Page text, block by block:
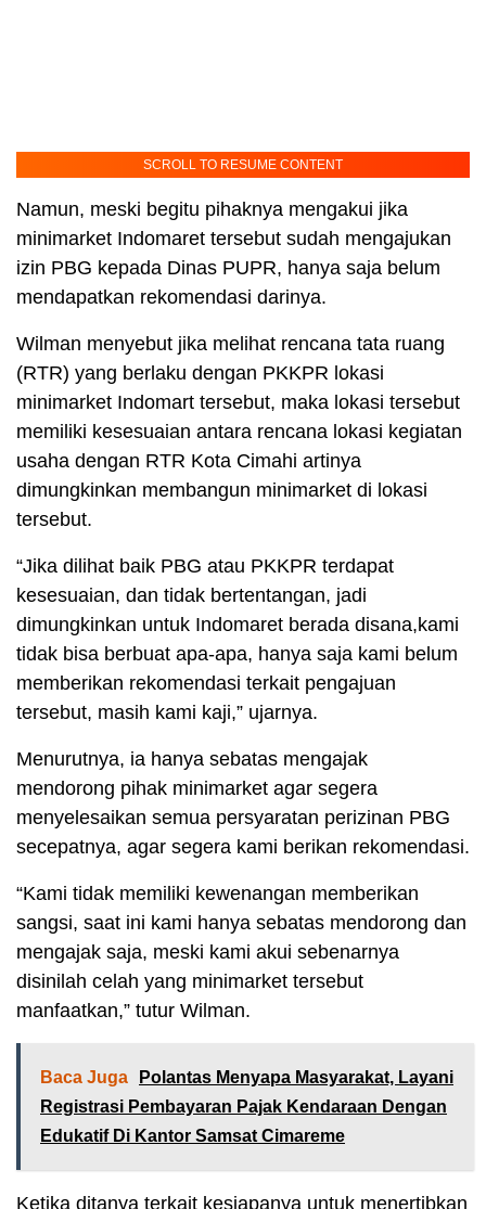
SCROLL TO RESUME CONTENT
Namun, meski begitu pihaknya mengakui jika
minimarket Indomaret tersebut sudah mengajukan
izin PBG kepada Dinas PUPR, hanya saja belum
mendapatkan rekomendasi darinya.
Wilman menyebut jika melihat rencana tata ruang
(RTR) yang berlaku dengan PKKPR lokasi
minimarket Indomart tersebut, maka lokasi tersebut
memiliki kesesuaian antara rencana lokasi kegiatan
usaha dengan RTR Kota Cimahi artinya
dimungkinkan membangun minimarket di lokasi
tersebut.
“Jika dilihat baik PBG atau PKKPR terdapat
kesesuaian, dan tidak bertentangan, jadi
dimungkinkan untuk Indomaret berada disana,kami
tidak bisa berbuat apa-apa, hanya saja kami belum
memberikan rekomendasi terkait pengajuan
tersebut, masih kami kaji,” ujarnya.
Menurutnya, ia hanya sebatas mengajak
mendorong pihak minimarket agar segera
menyelesaikan semua persyaratan perizinan PBG
secepatnya, agar segera kami berikan rekomendasi.
“Kami tidak memiliki kewenangan memberikan
sangsi, saat ini kami hanya sebatas mendorong dan
mengajak saja, meski kami akui sebenarnya
disinilah celah yang minimarket tersebut
manfaatkan,” tutur Wilman.
Baca Juga
Polantas Menyapa Masyarakat, Layani
Registrasi Pembayaran Pajak Kendaraan Dengan
Edukatif Di Kantor Samsat Cimareme
Ketika ditanya terkait kesiapanya untuk menertibkan